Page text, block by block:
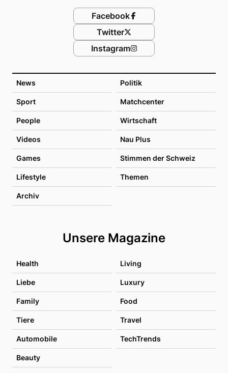
News Politik
Sport Matchcenter
People Wirtschaft
Videos Nau Plus
Games Stimmen der Schweiz
Lifestyle Themen
Archiv
Unsere Magazine
Health Living
Liebe Luxury
Family Food
Tiere Travel
Automobile TechTrends
Beauty
Facebook
Twitter
Instagram